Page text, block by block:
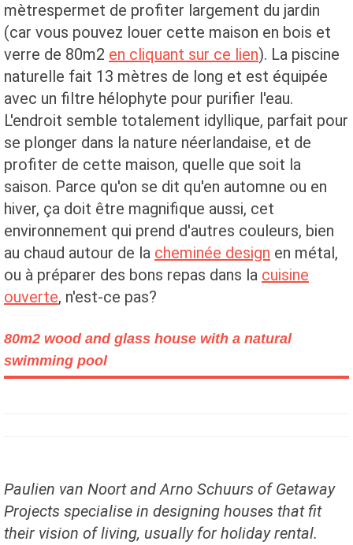
mètrespermet de profiter largement du jardin
(car vous pouvez louer cette maison en bois et
verre de 80m2 en cliquant sur ce lien). La piscine
naturelle fait 13 mètres de long et est équipée
avec un filtre hélophyte pour purifier l'eau.
L'endroit semble totalement idyllique, parfait pour
se plonger dans la nature néerlandaise, et de
profiter de cette maison, quelle que soit la
saison. Parce qu'on se dit qu'en automne ou en
hiver, ça doit être magnifique aussi, cet
environnement qui prend d'autres couleurs, bien
au chaud autour de la cheminée design en métal,
ou à préparer des bons repas dans la cuisine
ouverte, n'est-ce pas?
80m2 wood and glass house with a natural
swimming pool
Paulien van Noort and Arno Schuurs of Getaway
Projects specialise in designing houses that fit
their vision of living, usually for holiday rental.